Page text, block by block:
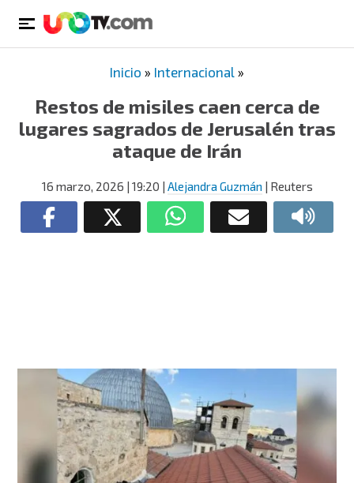
Inicio » Internacional »
Restos de misiles caen cerca de
lugares sagrados de Jerusalén tras
ataque de Irán
16 marzo, 2026 | 19:20 | Alejandra Guzmán | Reuters